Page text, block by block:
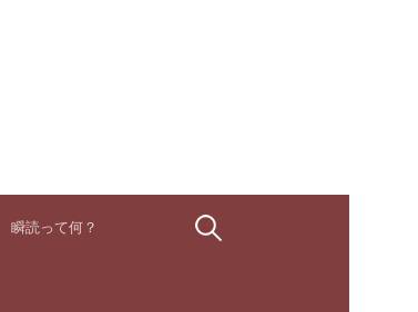
瞬読って何？ 検